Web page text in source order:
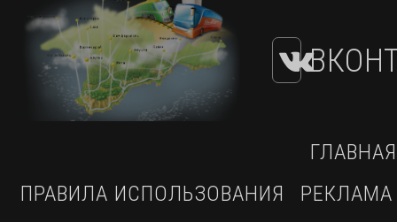
ГЛАВНАЯ
ПРАВИЛА ИСПОЛЬЗОВАНИЯ
РЕКЛАМА